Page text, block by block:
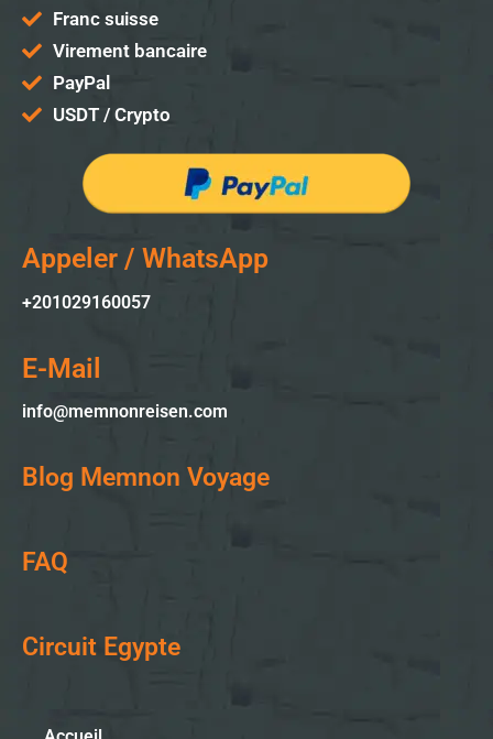
Franc suisse
Virement bancaire
PayPal
USDT / Crypto
Appeler / WhatsApp
+201029160057
E-Mail
info@memnonreisen.com
Blog Memnon Voyage
FAQ
Circuit Egypte